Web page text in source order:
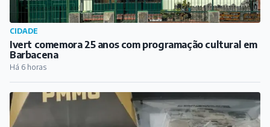
CIDADE
Ivert comemora 25 anos com programação cultural em
Barbacena
Há 6 horas